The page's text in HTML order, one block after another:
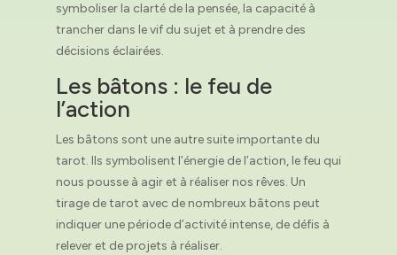
symboliser la clarté de la pensée, la capacité à
trancher dans le vif du sujet et à prendre des
décisions éclairées.
Les bâtons : le feu de
l’action
Les bâtons sont une autre suite importante du
tarot. Ils symbolisent l’énergie de l’action, le feu qui
nous pousse à agir et à réaliser nos rêves. Un
tirage de tarot avec de nombreux bâtons peut
indiquer une période d’activité intense, de défis à
relever et de projets à réaliser.